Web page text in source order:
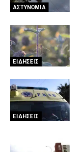
ΑΣΤΥΝΟΜΙΑ
ΕΙΔΗΣΕΙΣ
ΕΙΔΗΣΕΙΣ